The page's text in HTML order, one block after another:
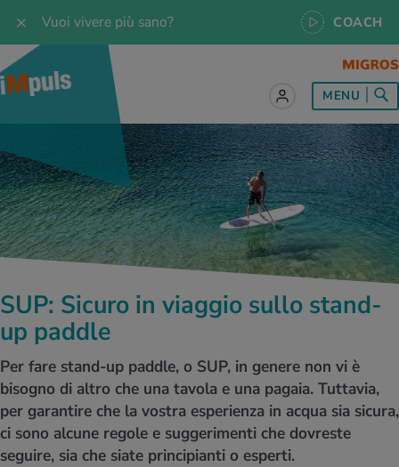
Vuoi vivere più sano? COACH
sul tema Alimentazione
le ricette
ideale
alimentazione
sano
e intolleranze
sul tema Movimento
& Jogging
e outdoor
invernali
sul tema Rilassamento
per tutti i giorni
di rilassamento
Life-Balance
sul tema Medicina
della salute
per tutti i giorni
dello sport
specialistica
delle donne
sul tema Servizio
test e quiz
iMpuls
D’ATTUALITÀ NELL’AMBITO SERVIZIO
Offerte
MENU
SUP: Sicuro in viaggio sullo stand-
up paddle
Per fare stand-up paddle, o SUP, in genere non vi è
bisogno di altro che una tavola e una pagaia. Tuttavia,
per garantire che la vostra esperienza in acqua sia sicura,
ci sono alcune regole e suggerimenti che dovreste
seguire, sia che siate principianti o esperti.